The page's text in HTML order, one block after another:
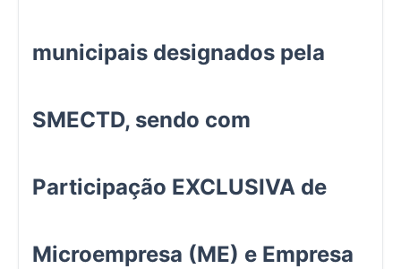
municipais designados pela
SMECTD, sendo com
Participação EXCLUSIVA de
Microempresa (ME) e Empresa